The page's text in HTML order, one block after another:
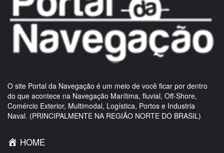
O site Portal da Navegação é um meio de você ficar por dentro
do que acontece na Navegação Marítima, fluvial, Off-Shore,
Comércio Exterior, Multimodal, Logística, Portos e Industria
Naval. (PRINCIPALMENTE NA REGIÃO NORTE DO BRASIL)
HOME